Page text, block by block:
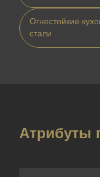
Огнестойкие
стали
Атрибуты